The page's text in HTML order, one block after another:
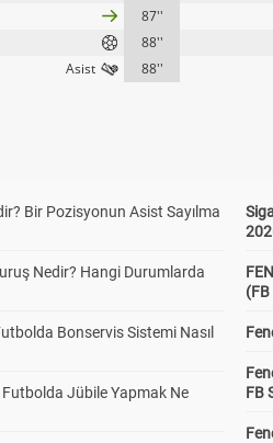
87''
88''
88''
Bir Pozisyonun Asist Sayılma
Nedir? Hangi Durumlarda
Bonservis Sistemi Nasıl
Futbolda Jübile Yapmak Ne
(FB
FB